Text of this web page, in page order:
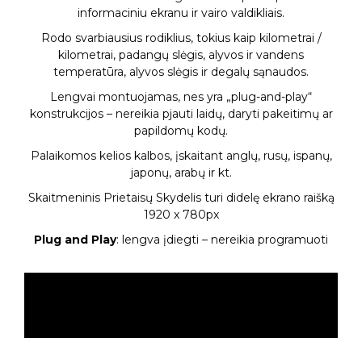
informaciniu ekranu ir vairo valdikliais.
Rodo svarbiausius rodiklius, tokius kaip kilometrai /
kilometrai, padangų slėgis, alyvos ir vandens
temperatūra, alyvos slėgis ir degalų sąnaudos.
Lengvai montuojamas, nes yra „plug-and-play“
konstrukcijos – nereikia pjauti laidų, daryti pakeitimų ar
papildomų kodų.
Palaikomos kelios kalbos, įskaitant anglų, rusų, ispanų,
japonų, arabų ir kt.
Skaitmeninis Prietaisų Skydelis turi didelę ekrano raišką
1920 x 780px
Plug and Play: lengva įdiegti – nereikia programuoti